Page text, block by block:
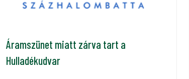
Áramszünet miatt zárva tart a
Hulladékudvar